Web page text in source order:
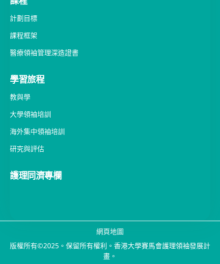
計劃目標
醫療領袖管理深造證書
教與學
網頁地圖
版權所有©2025。保留所有權利。香港大學賽馬會護理領袖發展計
畫。